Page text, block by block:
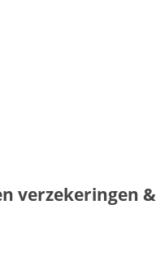
verzekeringen &